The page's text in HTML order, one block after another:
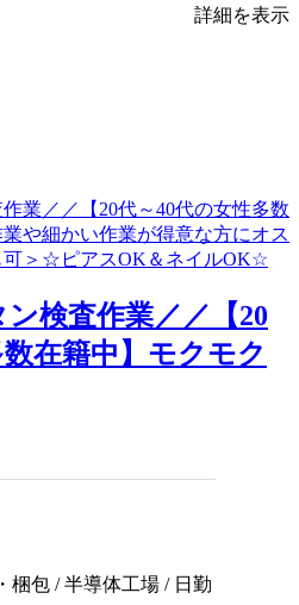
詳細を表示
検査作業／／【20
在籍中】モクモク
梱包 / 半導体工場 / 日勤